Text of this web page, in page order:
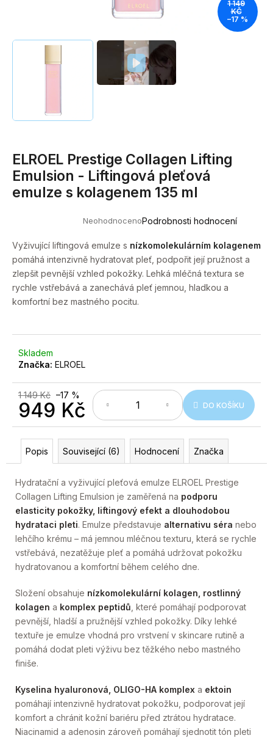
produktu
0,0
5
hvězdiček.
NeohodnocenoPodrobnosti hodnocení
ELROEL Prestige Collagen Lifting
Emulsion - Liftingová pleťová
emulze s kolagenem 135 ml
Vyživující liftingová emulze s nízkomolekulárním kolagenem
pomáhá intenzivně hydratovat pleť, podpořit její pružnost a
zlepšit pevnější vzhled pokožky. Lehká mléčná textura se
rychle vstřebává a zanechává pleť jemnou, hladkou a
komfortní bez mastného pocitu.
Skladem
Značka: ELROEL
1 149 Kč –17 %
949 Kč
Měrná
cena:
DO KOŠÍKU
1 149
KČ
–17 %
Popis Související (6) Hodnocení Značka
Hydratační a vyživující pleťová emulze ELROEL Prestige
Collagen Lifting Emulsion je zaměřená na podporu
elasticity pokožky, liftingový efekt a dlouhodobou
hydrataci pleti. Emulze představuje alternativu séra nebo
lehčího krému – má jemnou mléčnou texturu, která se rychle
vstřebává, nezatěžuje pleť a pomáhá udržovat pokožku
hydratovanou a komfortní během celého dne.
Složení obsahuje nízkomolekulární kolagen, rostlinný
kolagen a komplex peptidů, které pomáhají podporovat
pevnější, hladší a pružnější vzhled pokožky. Díky lehké
textuře je emulze vhodná pro vrstvení v skincare rutině a
pomáhá dodat pleti výživu bez těžkého nebo mastného
finiše.
Kyselina hyaluronová, OLIGO-HA komplex a ektoin
pomáhají intenzivně hydratovat pokožku, podporovat její
komfort a chránit kožní bariéru před ztrátou hydratace.
Niacinamid a adenosin zároveň pomáhají sjednotit tón pleti
í
D
r
u
č
u
j